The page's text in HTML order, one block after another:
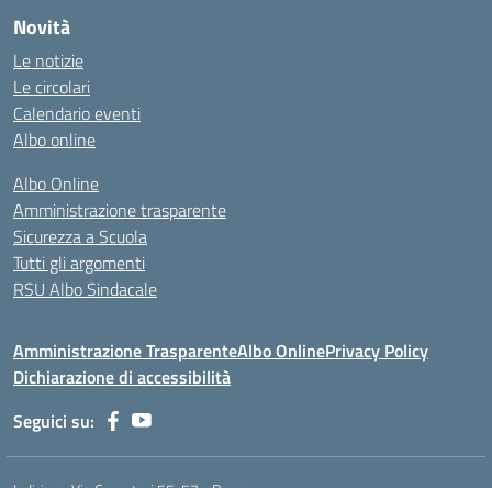
Novità
Le notizie
Le circolari
Calendario eventi
Albo online
Albo Online
Amministrazione trasparente
Sicurezza a Scuola
Tutti gli argomenti
RSU Albo Sindacale
Amministrazione TrasparenteAlbo OnlinePrivacy Policy
Dichiarazione di accessibilità
Seguici su: